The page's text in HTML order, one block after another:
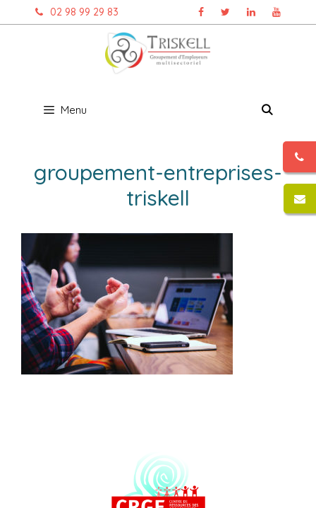
au
02 98 99 29 83
Menu
groupement-entreprises-
triskell